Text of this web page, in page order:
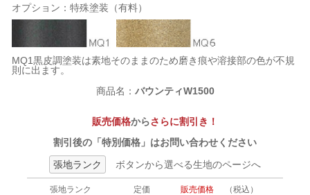
オプション：特殊塗装（有料）
MQ1黒皮調塗装は素地そのままのため磨き痕や溶接部の色が不規
則に出ます。
商品名： バウンティW1500
販売価格からさらに割引き！
割引後の「特別価格」はお問い合わせください
張地ランク
ボタンから選べる生地のページへ
張地ランク 定価 販売価格 （税込）